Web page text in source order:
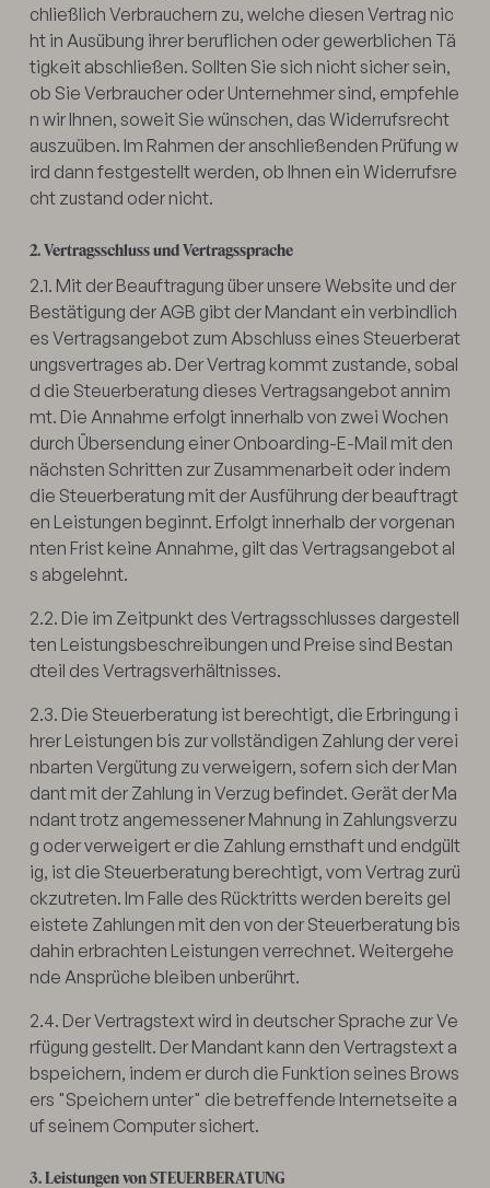
chließlich Verbrauchern zu, welche diesen Vertrag nic
ht in Ausübung ihrer beruflichen oder gewerblichen Tä
tigkeit abschließen. Sollten Sie sich nicht sicher sein,
ob Sie Verbraucher oder Unternehmer sind, empfehle
n wir Ihnen, soweit Sie wünschen, das Widerrufsrecht
auszuüben. Im Rahmen der anschließenden Prüfung w
ird dann festgestellt werden, ob Ihnen ein Widerrufsre
cht zustand oder nicht.
2. Vertragsschluss und Vertragssprache
2.1. Mit der Beauftragung über unsere Website und der
Bestätigung der AGB gibt der Mandant ein verbindlich
es Vertragsangebot zum Abschluss eines Steuerberat
ungsvertrages ab. Der Vertrag kommt zustande, sobal
d die Steuerberatung dieses Vertragsangebot annim
mt. Die Annahme erfolgt innerhalb von zwei Wochen
durch Übersendung einer Onboarding-E-Mail mit den
nächsten Schritten zur Zusammenarbeit oder indem
die Steuerberatung mit der Ausführung der beauftragt
en Leistungen beginnt. Erfolgt innerhalb der vorgenan
nten Frist keine Annahme, gilt das Vertragsangebot al
s abgelehnt.
2.2. Die im Zeitpunkt des Vertragsschlusses dargestell
ten Leistungsbeschreibungen und Preise sind Bestan
dteil des Vertragsverhältnisses.
2.3. Die Steuerberatung ist berechtigt, die Erbringung i
hrer Leistungen bis zur vollständigen Zahlung der verei
nbarten Vergütung zu verweigern, sofern sich der Man
dant mit der Zahlung in Verzug befindet. Gerät der Ma
ndant trotz angemessener Mahnung in Zahlungsverzu
g oder verweigert er die Zahlung ernsthaft und endgült
ig, ist die Steuerberatung berechtigt, vom Vertrag zurü
ckzutreten. Im Falle des Rücktritts werden bereits gel
eistete Zahlungen mit den von der Steuerberatung bis
dahin erbrachten Leistungen verrechnet. Weitergehe
nde Ansprüche bleiben unberührt.
2.4. Der Vertragstext wird in deutscher Sprache zur Ve
rfügung gestellt. Der Mandant kann den Vertragstext a
bspeichern, indem er durch die Funktion seines Brows
ers "Speichern unter" die betreffende Internetseite a
uf seinem Computer sichert.
3. Leistungen von STEUERBERATUNG